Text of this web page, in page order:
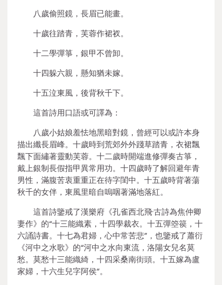
八歲偷照鏡，長眉已能畫。
十歲往踏青，芙蓉作裙衩。
十二學彈箏，銀甲不曾卸。
十四躲六親，懸知猶未嫁。
十五泣東風，後背秋千下。
這首詩用口語或可譯為：
八歲小姑娘羞怯地黑暗對鏡，曾經可以或許本身
描出纖長眉峰。十歲時到荒郊外外踐草踏青，衣裙飄
飄下面繡著靈動芙蓉。十二歲時開端進修彈奏古箏，
戴上銀制長假指甲異常用功。十四歲時了解回避年青
男性，滿腹苦衷重重正在待字閨中。十五歲時背著蕩
秋千的女伴，東風里暗自嗚咽著滿地落紅。
這首詩鑒戒了漢樂府《孔雀西北飛·古詩為焦仲卿
妻作》的“十三能織素，十四學裁衣。十五彈箜篌，十
六誦詩書。十七為君婦，心中常苦悲”，也鑒戒了蕭衍
《河中之水歌》的“河中之水向東流，洛陽女兒名莫
愁。莫愁十三能織綺，十四采桑南街頭。十五嫁為盧
家婦，十六生兒字阿侯”。